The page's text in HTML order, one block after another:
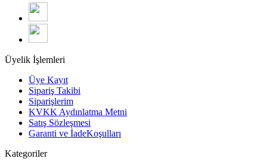
Üyelik İşlemleri
Üye Kayıt
Sipariş Takibi
Siparişlerim
KVKK Aydınlatma Metni
Satış Sözleşmesi
Garanti ve İadeKoşulları
Kategoriler